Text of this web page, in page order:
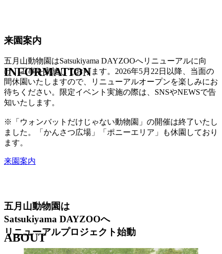
INFORMATION
来園案内
五月山動物園はSatsukiyama DAYZOOへリニューアルに向
け、工事を実施しております。2026年5月22日以降、当面の
間休園いたしますので、リニューアルオープンを楽しみにお
待ちください。限定イベント実施の際は、SNSやNEWSで告
知いたします。
※「ウォンバットだけじゃない動物園」の開催は終了いたし
ました。「かんさつ広場」「ポニーエリア」も休園しており
ます。
来園案内
ABOUT
五月山動物園は
Satsukiyama DAYZOOへ
リニューアルプロジェクト始動